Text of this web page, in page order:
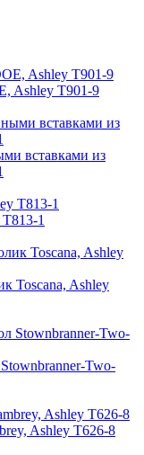
Ashley T901-9
вставками из
1
Toscana, Ashley
Two-
Ashley T626-8